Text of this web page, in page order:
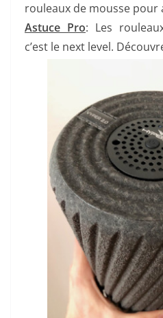
rouleaux de mousse pour
Astuce Pro: Les
c’est le next level.